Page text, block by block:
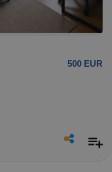
500 EUR